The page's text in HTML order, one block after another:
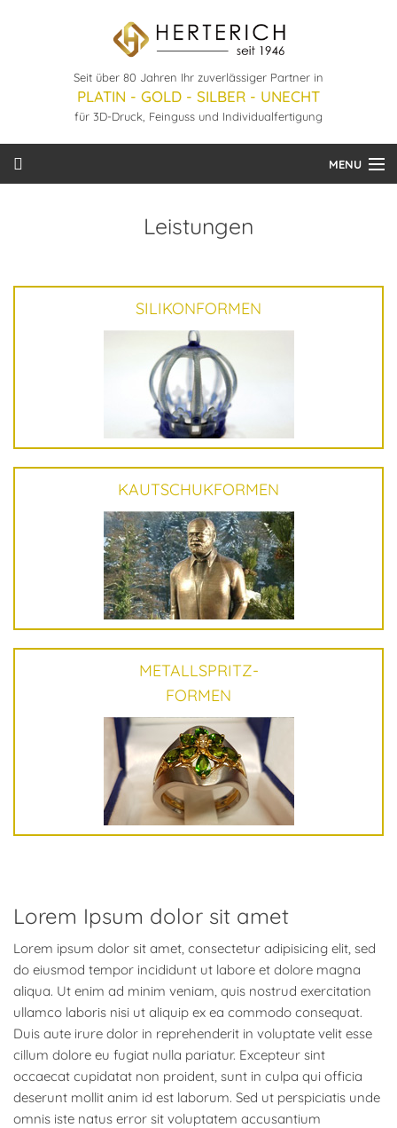
Seit über 80 Jahren Ihr zuverlässiger Partner in
PLATIN - GOLD - SILBER - UNECHT
für 3D-Druck, Feinguss und Individualfertigung
MENU
Leistungen
SILIKONFORMEN
KAUTSCHUKFORMEN
METALLSPRITZ-
FORMEN
Lorem Ipsum dolor sit amet
Lorem ipsum dolor sit amet, consectetur adipisicing elit, sed
do eiusmod tempor incididunt ut labore et dolore magna
aliqua. Ut enim ad minim veniam, quis nostrud exercitation
ullamco laboris nisi ut aliquip ex ea commodo consequat.
Duis aute irure dolor in reprehenderit in voluptate velit esse
cillum dolore eu fugiat nulla pariatur. Excepteur sint
occaecat cupidatat non proident, sunt in culpa qui officia
deserunt mollit anim id est laborum. Sed ut perspiciatis unde
omnis iste natus error sit voluptatem accusantium